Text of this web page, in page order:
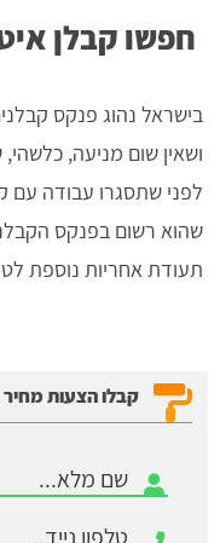
חפשו קבלן
בישראל נהוג פנקס
ושאין שום מניעה,
לפני שתסגרו עבודה עם
שהוא רשום בפנקס
תעודת אחריות נוספת
קבלו הצעות